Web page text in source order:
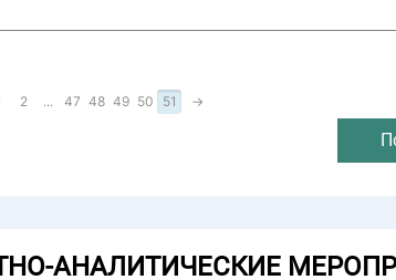
2 ... 47 48 49 50 51 →
АНАЛИТИЧЕСКИЕ